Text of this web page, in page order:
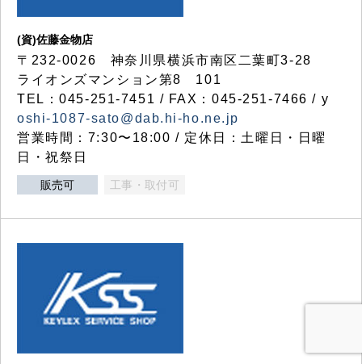
(資)佐藤金物店
〒232-0026 神奈川県横浜市南区二葉町3-28
ライオンズマンション第8 101
TEL：045-251-7451 / FAX：045-251-7466 / y
oshi-1087-sato@dab.hi-ho.ne.jp
営業時間：7:30〜18:00 / 定休日：土曜日・日曜
日・祝祭日
販売可 工事・取付可